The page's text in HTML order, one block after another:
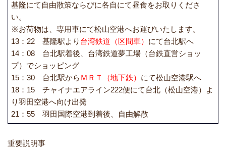
基隆にて自由散策ならびに各自にて昼食をお取りくださ
い。
※お荷物は、専用車にて松山空港へお運びいたします。
13：22 基隆駅より 台湾鉄道（区間車） にて台北駅へ
14：08 台北駅着後、台湾鉄道夢工場（台鉄直営ショッ
プ）でショッピング
15：30 台北駅から ＭＲＴ（地下鉄） にて松山空港駅へ
18：15 チャイナエアライン222便にて台北（松山空港）よ
り羽田空港へ向け出発
21：55 羽田国際空港到着後、自由解散
重要説明事